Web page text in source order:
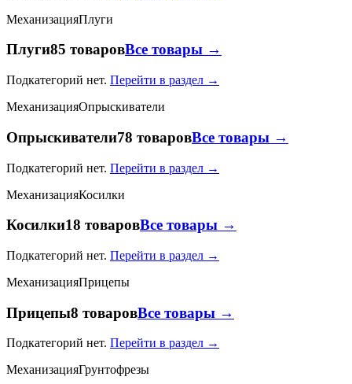
МеханизацияПлуги
Плуги85 товаровВсе товары →
Подкатегорий нет. Перейти в раздел →
МеханизацияОпрыскиватели
Опрыскиватели78 товаровВсе товары →
Подкатегорий нет. Перейти в раздел →
МеханизацияКосилки
Косилки18 товаровВсе товары →
Подкатегорий нет. Перейти в раздел →
МеханизацияПрицепы
Прицепы8 товаровВсе товары →
Подкатегорий нет. Перейти в раздел →
МеханизацияГрунтофрезы